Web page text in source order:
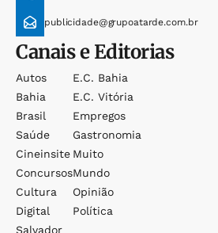
publicidade@grupoatarde.com.br
Canais e Editorias
Autos
Bahia
Brasil
Saúde
Cineinsite
Concursos
Cultura
Digital
Salvador
E.c. Bahia
E.c. Vitória
Empregos
Gastronomia
Muito
Mundo
Opinião
Política